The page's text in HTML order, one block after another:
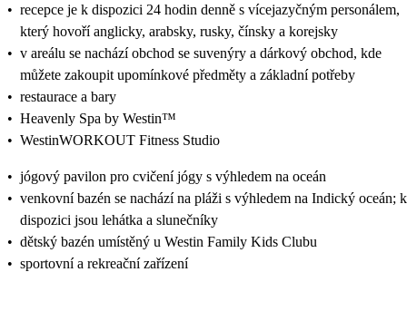
• recepce je k dispozici 24 hodin denně s vícejazyčným personálem,
který hovoří anglicky, arabsky, rusky, čínsky a korejsky
• v areálu se nachází obchod se suvenýry a dárkový obchod, kde
můžete zakoupit upomínkové předměty a základní potřeby
• restaurace a bary
• Heavenly Spa by Westin™
• WestinWORKOUT Fitness Studio
• jógový pavilon pro cvičení jógy s výhledem na oceán
• venkovní bazén se nachází na pláži s výhledem na Indický oceán; k
dispozici jsou lehátka a slunečníky
• dětský bazén umístěný u Westin Family Kids Clubu
• sportovní a rekreační zařízení